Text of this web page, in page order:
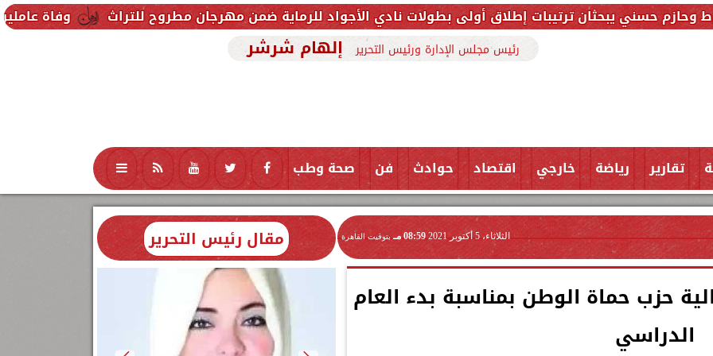
وفاة عاملين متأثرين ترتيبات إطلاق أولى بطولات نادي الأجواد للرماية ضمن مهرجان مطروح للتراث
رئيس مجلس الإدارة ورئيس التحرير إلهام شرشر
تقارير رياضة خارجي اقتصاد حوادث فن صحة وطب تكنولوجيا منوعات محافظات
الثلاثاء، 5 أكتوبر 2021 08:59 مـ بتوقيت القاهرة
حزب حماة الوطن بمناسبة بدء العام
الدراسي
مقال رئيس التحرير